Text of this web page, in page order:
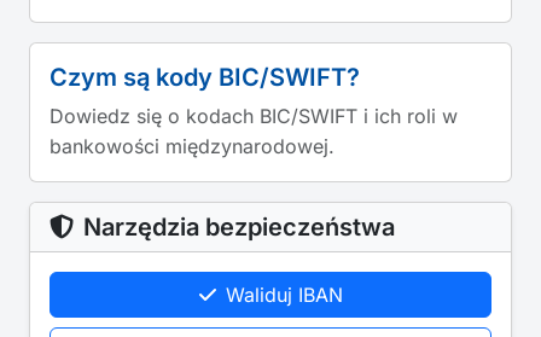
Czym są kody BIC/SWIFT?
Dowiedz się o kodach BIC/SWIFT i ich roli w
bankowości międzynarodowej.
Narzędzia bezpieczeństwa
Waliduj IBAN